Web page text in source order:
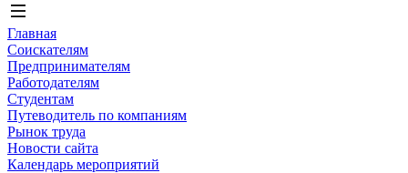
Главная
Соискателям
Предпринимателям
Работодателям
Студентам
Путеводитель по компаниям
Рынок труда
Новости сайта
Календарь мероприятий